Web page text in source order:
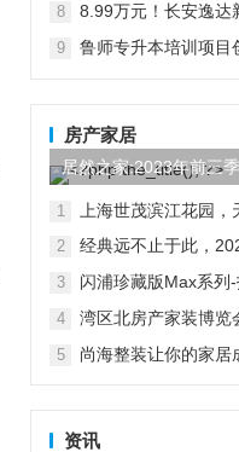
8
8.99万元！长安逸达
9
鲁师专升本培训项目
房产家居
居然之家:2023年前三
97.44亿元,同比...
1 上海世茂滨江花园
2
经典远不止于此，
3
闪浦珍藏版Max系列
4
湾区北房产家装博览
5 尚海整装让你的家居
资讯